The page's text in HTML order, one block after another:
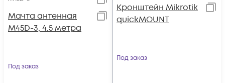
Мачта антенная
M45D-3, 4.5 метра
Под заказ
Кронштейн Mikrotik
quickMOUNT
Под заказ